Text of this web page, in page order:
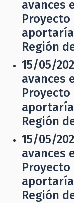
avances
Proyecto
aportaría
Región
15/05/
avances
Proyecto
aportaría
Región
15/05/
avances
Proyecto
aportaría
Región